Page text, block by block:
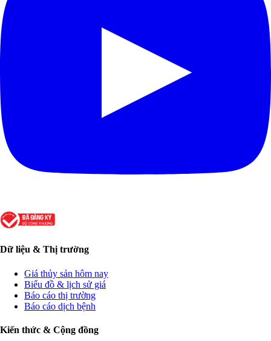
Dữ liệu & Thị trường
Giá thủy sản hôm nay
Biểu đồ & lịch sử giá
Báo cáo thị trường
Báo cáo dịch bệnh
Kiến thức & Cộng đồng